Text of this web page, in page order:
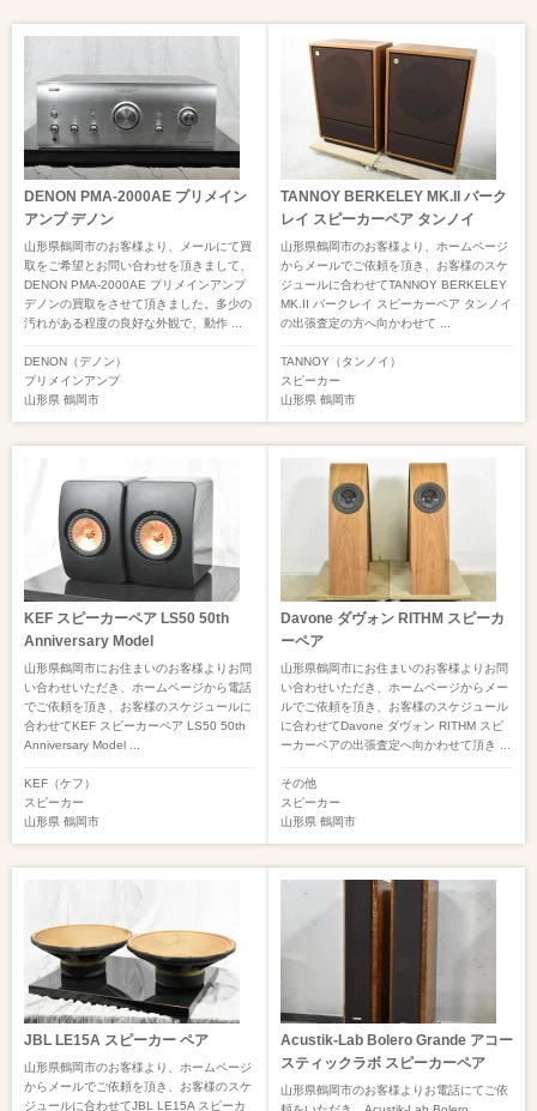
DENON PMA-2000AE プリメイン
アンプ デノン
山形県鶴岡市のお客様より、メールにて買
取をご希望とお問い合わせを頂きまして、
DENON PMA-2000AE プリメインアンプ
デノンの買取をさせて頂きました。多少の
汚れがある程度の良好な外観で、動作 ...
DENON（デノン）
プリメインアンプ
山形県 鶴岡市
TANNOY BERKELEY MK.II バーク
レイ スピーカーペア タンノイ
山形県鶴岡市のお客様より、ホームページ
からメールでご依頼を頂き、お客様のスケ
ジュールに合わせてTANNOY BERKELEY
MK.II バークレイ スピーカーペア タンノイ
の出張査定の方へ向かわせて ...
TANNOY（タンノイ）
スピーカー
山形県 鶴岡市
KEF スピーカーペア LS50 50th
Anniversary Model
山形県鶴岡市にお住まいのお客様よりお問
い合わせいただき、ホームページから電話
でご依頼を頂き、お客様のスケジュールに
合わせてKEF スピーカーペア LS50 50th
Anniversary Model ...
KEF（ケフ）
スピーカー
山形県 鶴岡市
Davone ダヴォン RITHM スピーカ
ーペア
山形県鶴岡市にお住まいのお客様よりお問
い合わせいただき、ホームページからメー
ルでご依頼を頂き、お客様のスケジュール
に合わせてDavone ダヴォン RITHM スピ
ーカーペアの出張査定へ向かわせて頂き ...
その他
スピーカー
山形県 鶴岡市
JBL LE15A スピーカー ペア
山形県鶴岡市のお客様より、ホームページ
からメールでご依頼を頂き、お客様のスケ
ジュールに合わせてJBL LE15A スピーカ
Acustik-Lab Bolero Grande アコー
スティックラボ スピーカーペア
山形県鶴岡市のお客様よりお電話にてご依